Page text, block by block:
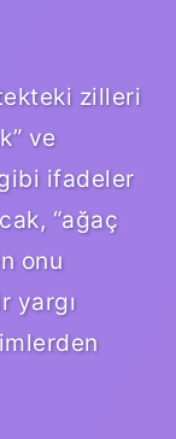
zilleri
ve
ifadeler
“ağaç
onu
yargı